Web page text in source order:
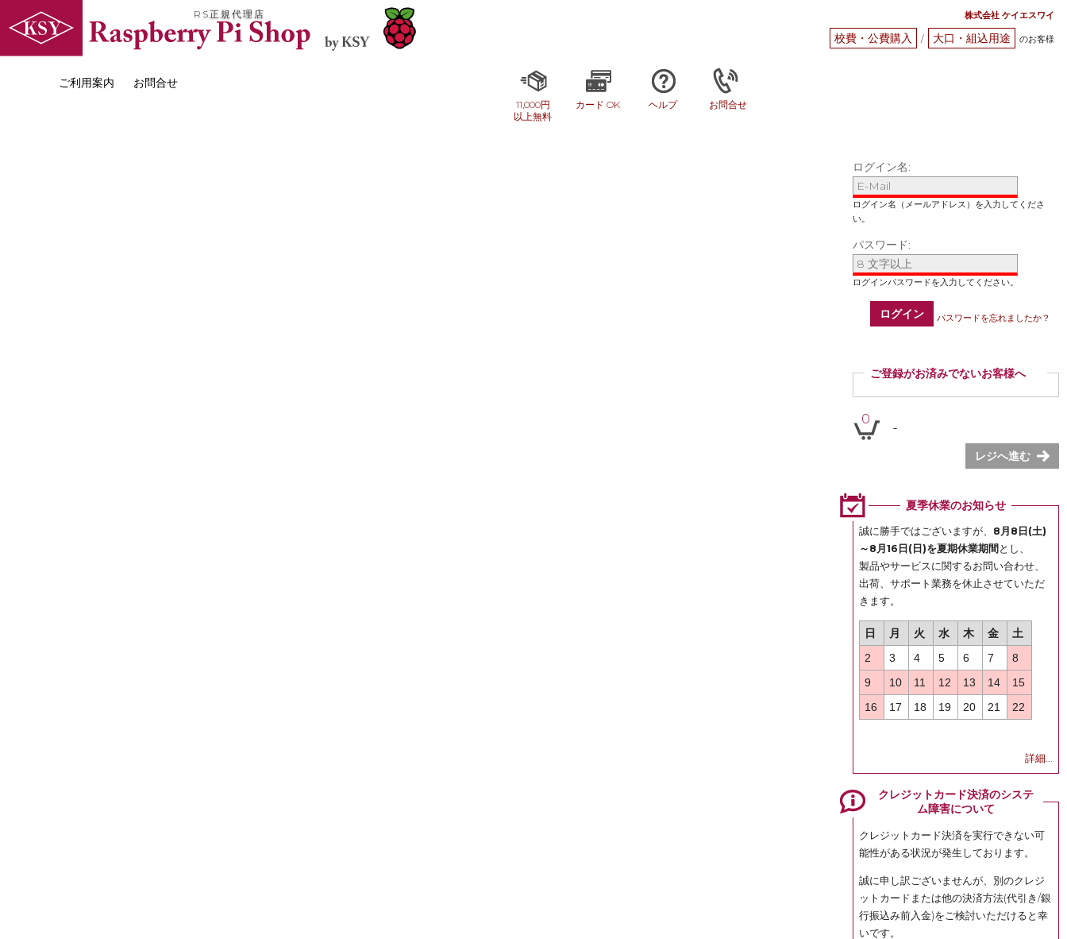
RS正規代理店 株式会社 ケイエスワイ
校費・公費購入 / 大口・組込用途 のお客様
ご利用案内 お問合せ
11,000円
以上無料
カード OK ヘルプ お問合せ
ログイン名:
パスワード:
ログイン パスワードを忘れましたか？
ご登録がお済みでないお客様へ
ご登録いただくと商品ご購入の際、お届け先情報など
を毎回ご入力いただかなくても簡単にご注文いただけ
ます。
ぜひご登録ください。
登録
0
-
レジへ進む
夏季休業のお知らせ
誠に勝手ではございますが、 8月8日(土)
～8月16日(日)を夏期休業期間 とし、
製品やサービスに関するお問い合わせ、
出荷、サポート業務を休止させていただ
きます。
日 月 火 水 木 金
土
2
3 4 5 6 7
8
9
10 11 12 13 14
15
16
17 18 19 20 21 22
詳細...
クレジットカード決済のシステ
ム障害について
クレジットカード決済を実行できない可
能性がある状況が発生しております。
誠に申し訳ございませんが、別のクレジ
ットカードまたは他の決済方法(代引き/銀
行振込み前入金)をご検討いただけると幸
いです。